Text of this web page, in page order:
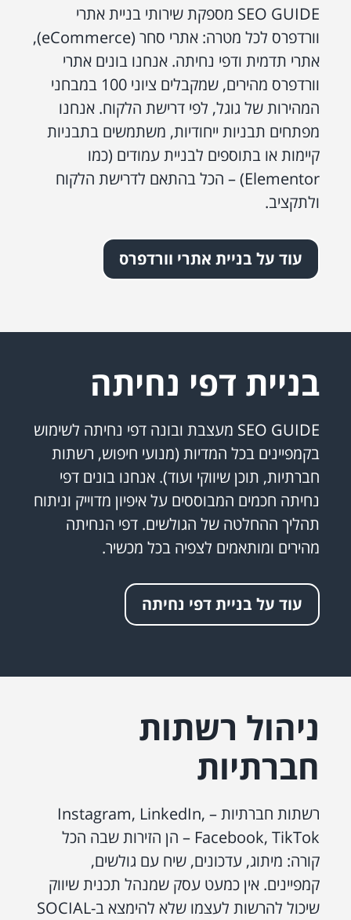
SEO GUIDE מספקת שירותי בניית אתרי
וורדפרס לכל מטרה: אתרי סחר (eCommerce),
אתרי תדמית ודפי נחיתה. אנחנו בונים אתרי
וורדפרס מהירים, שמקבלים ציוני 100 במבחני
המהירות של גוגל, לפי דרישת הלקוח. אנחנו
מפתחים תבניות ייחודיות, משתמשים בתבניות
קיימות או בתוספים לבניית עמודים (כמו
Elementor) – הכל בהתאם לדרישת הלקוח
ולתקציב.
עוד על בניית אתרי וורדפרס
בניית דפי נחיתה
SEO GUIDE מעצבת ובונה דפי נחיתה לשימוש
בקמפיינים בכל המדיות (מנועי חיפוש, רשתות
חברתיות, תוכן שיווקי ועוד). אנחנו בונים דפי
נחיתה חכמים המבוססים על איפיון מדוייק וניתוח
תהליך ההחלטה של הגולשים. דפי הנחיתה
מהירים ומותאמים לצפיה בכל מכשיר.
עוד על בניית דפי נחיתה
ניהול רשתות
חברתיות
רשתות חברתיות – Instagram, LinkedIn,
Facebook, TikTok – הן הזירות שבה הכל
קורה: מיתוג, עדכונים, שיח עם גולשים,
קמפיינים. אין כמעט עסק שמנהל תכנית שיווק
שיכול להרשות לעצמו שלא להימצא ב-SOCIAL